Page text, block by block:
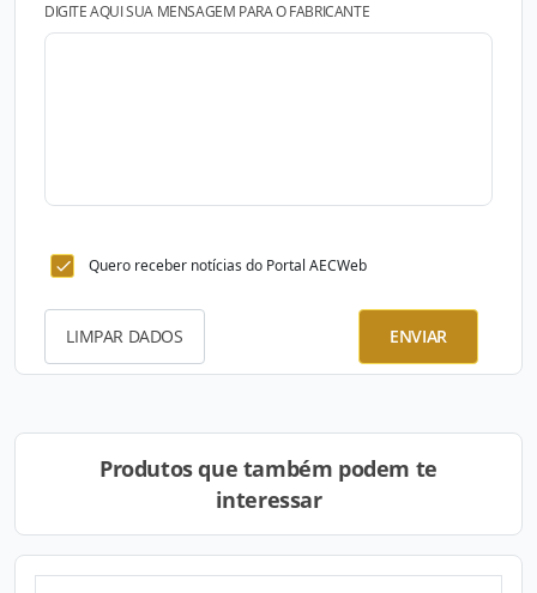
DIGITE AQUI SUA MENSAGEM PARA O FABRICANTE
Quero receber notícias do Portal AECWeb
LIMPAR DADOS ENVIAR
Produtos que também podem te
interessar